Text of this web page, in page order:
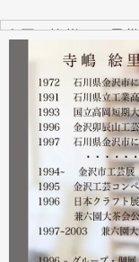
全国の皆様より震
くさんいただきま
幸い紅里工房には
営業をしておりま
る分につきまして
皆様には多大なご
はありますが、今
いたします。
漆工芸・紅里工房